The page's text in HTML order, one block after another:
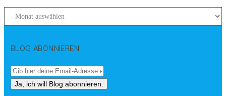
BLOG ABONNIEREN